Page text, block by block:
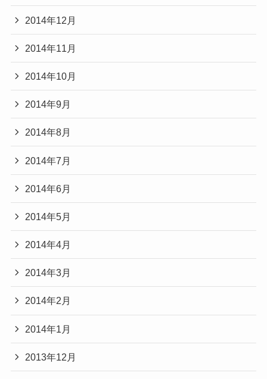
2014年12月
2014年11月
2014年10月
2014年9月
2014年8月
2014年7月
2014年6月
2014年5月
2014年4月
2014年3月
2014年2月
2014年1月
2013年12月